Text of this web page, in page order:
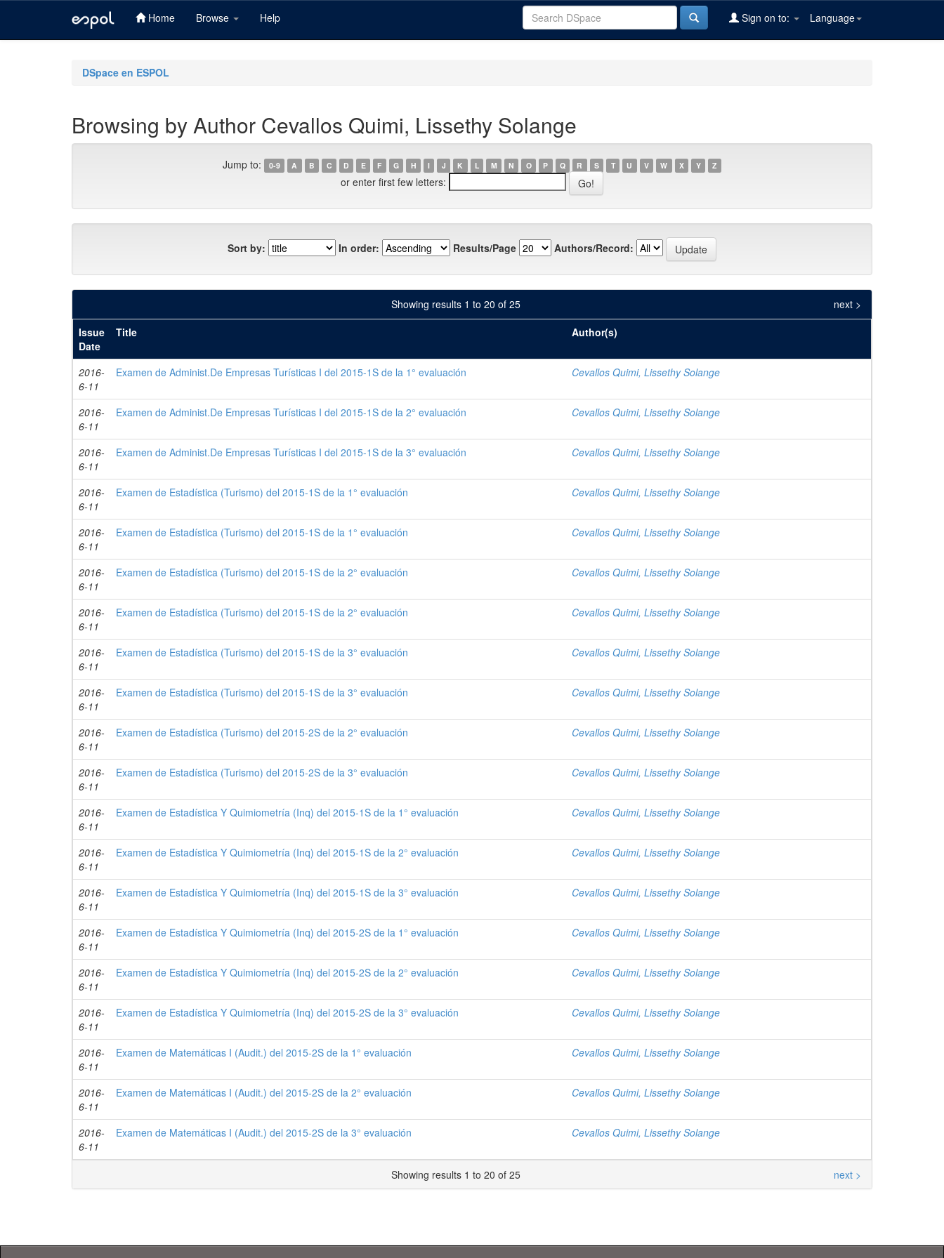
Home Browse Help Language
Sign on to:
DSpace en ESPOL
Browsing by Author Cevallos Quimi, Lissethy Solange
Jump to: 0-9 A B C D E F G H I J K L M N O P Q R S T U V W X Y Z
or enter first few letters:
Sort by: In order: Results/Page Authors/Record:
Showing results 1 to 20 of 25
next >
Issue
Date
Title Author(s)
2016-
6-11
Examen de Administ.De Empresas Turísticas I del 2015-1S de la 1° evaluación Cevallos Quimi, Lissethy Solange
2016-
6-11
Examen de Administ.De Empresas Turísticas I del 2015-1S de la 2° evaluación Cevallos Quimi, Lissethy Solange
2016-
6-11
Examen de Administ.De Empresas Turísticas I del 2015-1S de la 3° evaluación Cevallos Quimi, Lissethy Solange
2016-
6-11
Examen de Estadística (Turismo) del 2015-1S de la 1° evaluación Cevallos Quimi, Lissethy Solange
2016-
6-11
Examen de Estadística (Turismo) del 2015-1S de la 1° evaluación Cevallos Quimi, Lissethy Solange
2016-
6-11
Examen de Estadística (Turismo) del 2015-1S de la 2° evaluación Cevallos Quimi, Lissethy Solange
2016-
6-11
Examen de Estadística (Turismo) del 2015-1S de la 2° evaluación Cevallos Quimi, Lissethy Solange
2016-
6-11
Examen de Estadística (Turismo) del 2015-1S de la 3° evaluación Cevallos Quimi, Lissethy Solange
2016-
6-11
Examen de Estadística (Turismo) del 2015-1S de la 3° evaluación Cevallos Quimi, Lissethy Solange
2016-
6-11
Examen de Estadística (Turismo) del 2015-2S de la 2° evaluación Cevallos Quimi, Lissethy Solange
2016-
6-11
Examen de Estadística (Turismo) del 2015-2S de la 3° evaluación Cevallos Quimi, Lissethy Solange
2016-
6-11
Examen de Estadística Y Quimiometría (Inq) del 2015-1S de la 1° evaluación Cevallos Quimi, Lissethy Solange
2016-
6-11
Examen de Estadística Y Quimiometría (Inq) del 2015-1S de la 2° evaluación Cevallos Quimi, Lissethy Solange
2016-
6-11
Examen de Estadística Y Quimiometría (Inq) del 2015-1S de la 3° evaluación Cevallos Quimi, Lissethy Solange
2016-
6-11
Examen de Estadística Y Quimiometría (Inq) del 2015-2S de la 1° evaluación Cevallos Quimi, Lissethy Solange
2016-
6-11
Examen de Estadística Y Quimiometría (Inq) del 2015-2S de la 2° evaluación Cevallos Quimi, Lissethy Solange
2016-
6-11
Examen de Estadística Y Quimiometría (Inq) del 2015-2S de la 3° evaluación Cevallos Quimi, Lissethy Solange
2016-
6-11
Examen de Matemáticas I (Audit.) del 2015-2S de la 1° evaluación Cevallos Quimi, Lissethy Solange
2016-
6-11
Examen de Matemáticas I (Audit.) del 2015-2S de la 2° evaluación Cevallos Quimi, Lissethy Solange
2016-
6-11
Examen de Matemáticas I (Audit.) del 2015-2S de la 3° evaluación Cevallos Quimi, Lissethy Solange
Showing results 1 to 20 of 25 next >